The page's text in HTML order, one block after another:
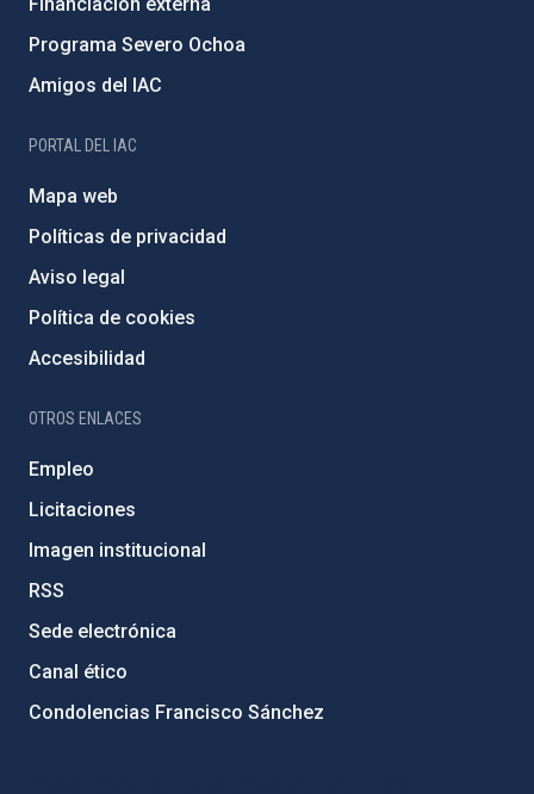
Programa Severo Ochoa
Amigos del IAC
PORTAL DEL IAC
Mapa web
Políticas de privacidad
Aviso legal
Política de cookies
Accesibilidad
OTROS ENLACES
Empleo
Licitaciones
Imagen institucional
RSS
Sede electrónica
Canal ético
Condolencias Francisco Sánchez